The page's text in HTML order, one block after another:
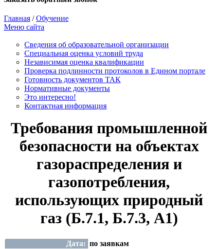
Главная /Обучение
Меню сайта
Сведения об образовательной организации
Cпециальная оценка условий труда
Независимая оценка квалификации
Проверка подлинности протоколов в Едином портале
Готовность документов ТАК
Нормативные документы
Это интересно!
Контактная информация
Требования промышленной
безопасности на объектах
газораспределения и
газопотребления,
использующих природный
газ (Б.7.1, Б.7.3, А1)
Дата: по заявкам